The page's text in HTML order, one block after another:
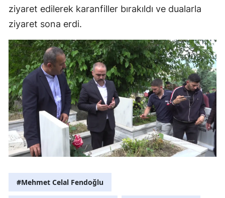
ziyaret edilerek karanfiller bırakıldı ve dualarla
ziyaret sona erdi.
#Mehmet Celal Fendoğlu